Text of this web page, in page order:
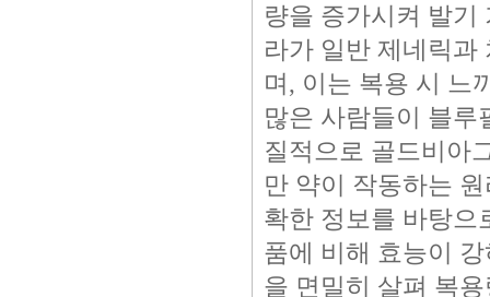
량을 증가시켜 발기
라가 일반 제네릭과
며, 이는 복용 시 느
많은 사람들이 블루
질적으로 골드비아
만 약이 작동하는
확한 정보를 바탕으
품에 비해 효능이
을 면밀히 살펴 복